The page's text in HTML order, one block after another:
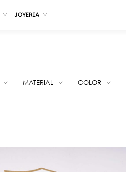
JOYERIA
MATERIAL COLOR